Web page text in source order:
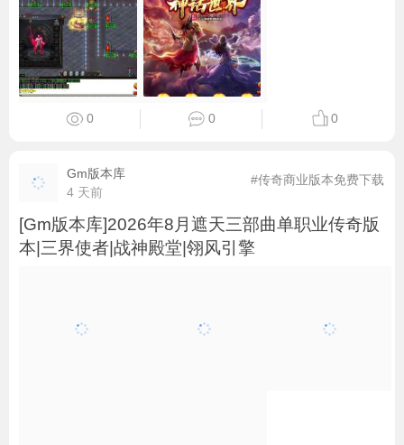
0 0 0
Gm版本库
4 天前
#传奇商业版本免费下载
[Gm版本库]2026年8月遮天三部曲单职业传奇版
本|三界使者|战神殿堂|翎风引擎